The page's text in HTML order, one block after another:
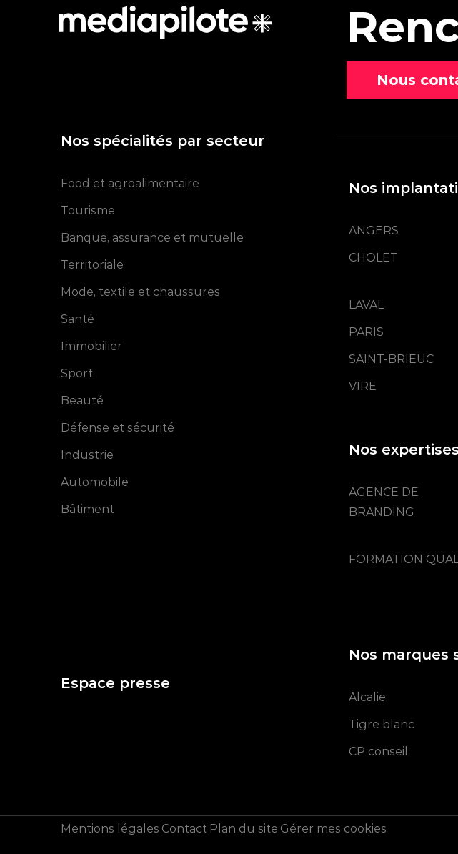
Communication
Nous
Nos spécialités par secteur
Food et agroalimentaire
Tourisme
Banque, assurance et mutuelle
Territoriale
Mode, textile et chaussures
Santé
Immobilier
Sport
Beauté
Défense et sécurité
Industrie
Automobile
Bâtiment
Nos
ANGERS
CHOLET
LAVAL
PARIS
SAINT-BRIEUC
VIRE
Nos expertises
AGENCE DE
BRANDING
FORMATION
Espace presse
Nos marques
Alcalie
Tigre blanc
CP conseil
Mentions légales Contact Plan du site Gérer mes cookies